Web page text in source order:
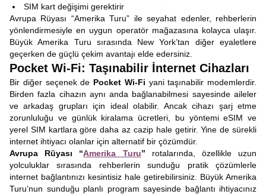
SIM kart değişimi gerektirir
Avrupa Rüyası “Amerika Turu” ile seyahat edenler, rehberlerin
yönlendirmesiyle en uygun operatör mağazasına kolayca ulaşır.
Büyük Amerika Turu sırasında New York’tan diğer eyaletlere
geçerken de güçlü çekim avantajı elde edersiniz.
Pocket Wi-Fi: Taşınabilir İnternet Cihazları
Bir diğer seçenek de Pocket Wi-Fi yani taşınabilir modemlerdir.
Birden fazla cihazın aynı anda bağlanabilmesi sayesinde aileler
ve arkadaş grupları için ideal olabilir. Ancak cihazı şarj etme
zorunluluğu ve günlük kiralama ücretleri, bu yöntemi eSIM ve
yerel SIM kartlara göre daha az cazip hale getirir. Yine de sürekli
internet ihtiyacı olanlar için alternatif bir çözümdür.
Avrupa Rüyası “Amerika Turu” rotalarında, özellikle uzun
yolculuklar sırasında rehberlerin sunduğu pratik çözümlerle
internet bağlantınızı kesintisiz hale getirebilirsiniz. Büyük Amerika
Turu’nun sunduğu planlı program sayesinde bağlantı ihtiyacınız